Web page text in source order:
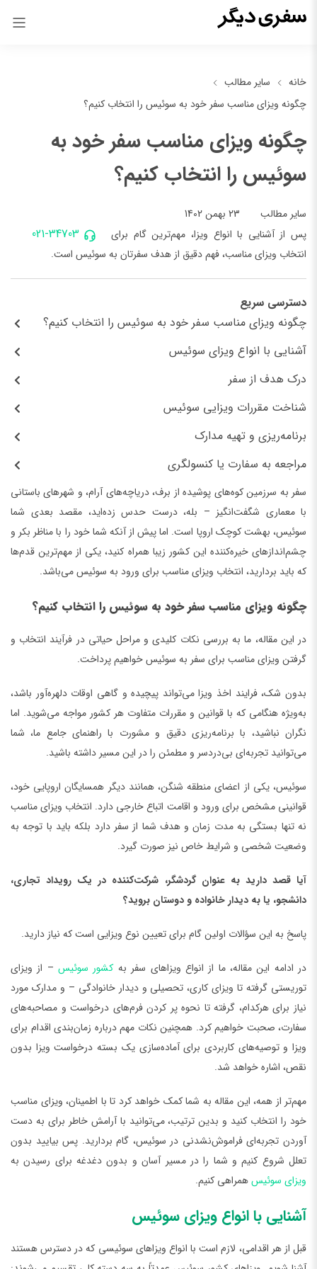
خانه
سایر مطالب
چگونه ویزای مناسب سفر خود به سوئیس را انتخاب کنیم؟
چگونه ویزای مناسب سفر خود به
سوئیس را انتخاب کنیم؟
سایر مطالب 23 بهمن 1402
021-34703
پس از آشنایی با انواع ویزا، مهم‌ترین گام برای
انتخاب ویزای مناسب، فهم دقیق از هدف سفرتان به سوئیس است.
دسترسی سریع
چگونه ویزای مناسب سفر خود به سوئیس را انتخاب کنیم؟
آشنایی با انواع ویزای سوئیس
درک هدف از سفر
شناخت مقررات ویزایی سوئیس
برنامه‌ریزی و تهیه مدارک
مراجعه به سفارت یا کنسولگری
سفر به سرزمین کوه‌های پوشیده از برف، دریاچه‌های آرام، و شهرهای باستانی
با معماری شگفت‌انگیز – بله، درست حدس زده‌اید، مقصد بعدی شما
سوئیس، بهشت کوچک اروپا است. اما پیش از آنکه شما خود را با مناظر بکر و
چشم‌اندازهای خیره‌کننده این کشور زیبا همراه کنید، یکی از مهم‌ترین قدم‌ها
که باید بردارید، انتخاب ویزای مناسب برای ورود به سوئیس می‌باشد.
چگونه ویزای مناسب سفر خود به سوئیس را انتخاب کنیم؟
در این مقاله، ما به بررسی نکات کلیدی و مراحل حیاتی در فرآیند انتخاب و
گرفتن ویزای مناسب برای سفر به سوئیس خواهیم پرداخت.
بدون شک، فرایند اخذ ویزا می‌تواند پیچیده و گاهی اوقات دلهره‌آور باشد،
به‌ویژه هنگامی که با قوانین و مقررات متفاوت هر کشور مواجه می‌شوید. اما
نگران نباشید، با برنامه‌ریزی دقیق و مشورت با راهنمای جامع ما، شما
می‌توانید تجربه‌ای بی‌دردسر و مطمئن را در این مسیر داشته باشید.
سوئیس، یکی از اعضای منطقه شنگن، همانند دیگر همسایگان اروپایی خود،
قوانینی مشخص برای ورود و اقامت اتباع خارجی دارد. انتخاب ویزای مناسب
نه تنها بستگی به مدت زمان و هدف شما از سفر دارد بلکه باید با توجه به
وضعیت شخصی و شرایط خاص نیز صورت گیرد.
آیا قصد دارید به عنوان گردشگر، شرکت‌کننده در یک رویداد تجاری،
دانشجو، یا به دیدار خانواده و دوستان بروید؟
پاسخ به این سؤالات اولین گام برای تعیین نوع ویزایی است که نیاز دارید.
در ادامه این مقاله، ما از انواع ویزاهای سفر به کشور سوئیس– از ویزای
توریستی گرفته تا ویزای کاری، تحصیلی و دیدار خانوادگی – و مدارک مورد
نیاز برای هرکدام، گرفته تا نحوه پر کردن فرم‌های درخواست و مصاحبه‌های
سفارت، صحبت خواهیم کرد. همچنین نکات مهم درباره زمان‌بندی اقدام برای
ویزا و توصیه‌های کاربردی برای آماده‌سازی یک بسته درخواست ویزا بدون
نقص، اشاره خواهد شد.
مهم‌تر از همه، این مقاله به شما کمک خواهد کرد تا با اطمینان، ویزای مناسب
خود را انتخاب کنید و بدین ترتیب، می‌توانید با آرامش خاطر برای به دست
آوردن تجربه‌ای فراموش‌نشدنی در سوئیس، گام بردارید. پس بیایید بدون
تعلل شروع کنیم و شما را در مسیر آسان و بدون دغدغه برای رسیدن به
ویزای سوئیسهمراهی کنیم.
آشنایی با انواع ویزای سوئیس
قبل از هر اقدامی، لازم است با انواع ویزاهای سوئیسی که در دسترس هستند